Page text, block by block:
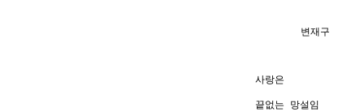
        변재구
사랑은
끝없는 망설임